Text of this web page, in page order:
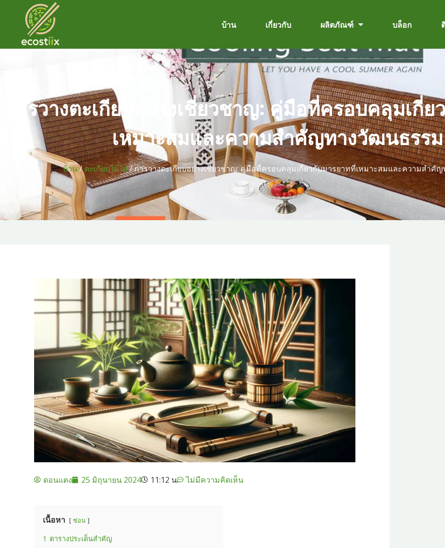
บ้าน เกี่ยวกับ ผลิตภัณฑ์ บล็อก
การวางตะเกียบอย่างเชี่ยวชาญ: คู่มือที่ครอบคลุมเกี่
เหมาะสมและความสำคัญทางวัฒนธรรม
บ้าน/ตะเกียบไม้ไผ่/ การวางตะเกียบอย่างเชี่ยวชาญ: คู่มือที่ครอบคลุมเกี่ยวกับมารยาทที่เหมาะสมและความสำคั
ดอนแตง 25 มิถุนายน 2024 11:12 น ไม่มีความคิดเห็น
เนื้อหา ซ่อน
1 ตารางประเด็นสำคัญ